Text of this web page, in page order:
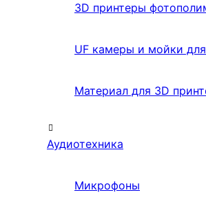
3D принтеры
UF камеры и мойки
Материал для 3D
Аудиотехника
Микрофоны